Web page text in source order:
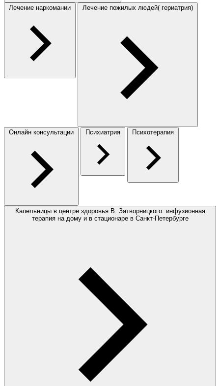
Лечение наркомании Лечение пожилых людей( гериатрия)
Онлайн консультации Психиатрия Психотерапия
Капельницы в центре здоровья В. Затворницкого: инфузионная
терапия на дому и в стационаре в Санкт-Петербурге